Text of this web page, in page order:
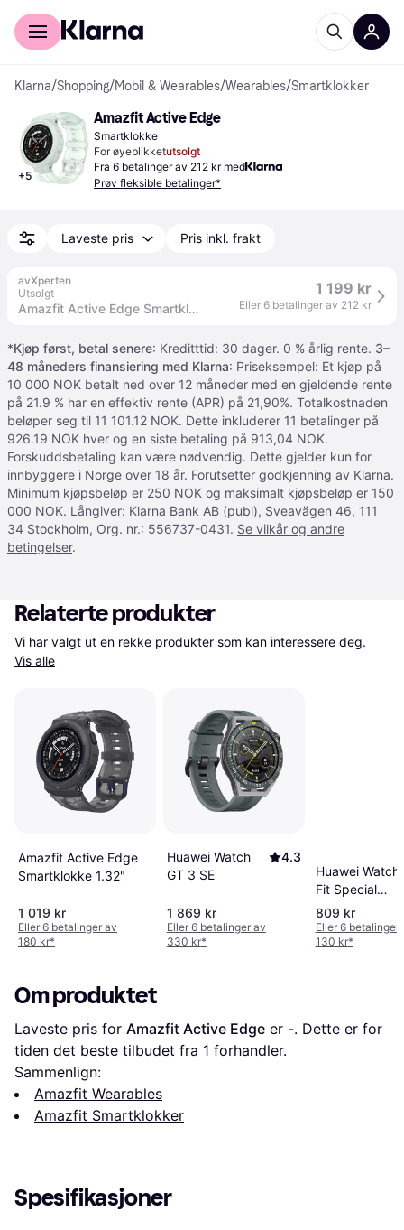
For kunder
Klarna/Shopping/Mobil & Wearables/Wearables/Smartklokker
+5
Amazfit Active Edge
Smartklokke
For øyeblikketutsolgt
Fra 6 betalinger av 212 kr med
Prøv fleksible betalinger*
Laveste pris Pris inkl. frakt
avXperten
Utsolgt
Amazfit Active Edge Smartklokke 1,32" - Mint
1 199 kr
Eller 6 betalinger av 212 kr
*Kjøp først, betal senere: Kreditttid: 30 dager. 0 % årlig rente. 3–
48 måneders finansiering med Klarna: Priseksempel: Et kjøp på
10 000 NOK betalt ned over 12 måneder med en gjeldende rente
på 21.9 % har en effektiv rente (APR) på 21,90%. Totalkostnaden
beløper seg til 11 101.12 NOK. Dette inkluderer 11 betalinger på
926.19 NOK hver og en siste betaling på 913,04 NOK.
Forskuddsbetaling kan være nødvendig. Dette gjelder kun for
innbyggere i Norge over 18 år. Forutsetter godkjenning av Klarna.
Minimum kjøpsbeløp er 250 NOK og maksimalt kjøpsbeløp er 150
000 NOK. Långiver: Klarna Bank AB (publ), Sveavägen 46, 111
34 Stockholm, Org. nr.: 556737-0431. Se vilkår og andre
betingelser.
Relaterte produkter
Vis alle
Amazfit Active Edge
Smartklokke 1.32"
1 019 kr
Eller 6 betalinger av
180 kr*
Huawei Watch
GT 3 SE
4.3
1 869 kr
Eller 6 betalinger av
330 kr*
Huawei Watch
Fit Special
Edition
809 kr
Eller 6 betalinger
130 kr*
Om produktet
Laveste pris for Amazfit Active Edge er -. Dette er for
tiden det beste tilbudet fra 1 forhandler.
Sammenlign:
Amazfit Wearables
Amazfit Smartklokker
Spesifikasjoner